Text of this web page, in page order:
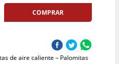
COMPRAR
de aire caliente – Palomitas